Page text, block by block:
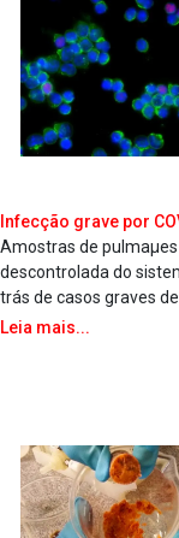
Infecção grave por
Amostras de
descontrolada do
trás de casos graves de
Leia mais...